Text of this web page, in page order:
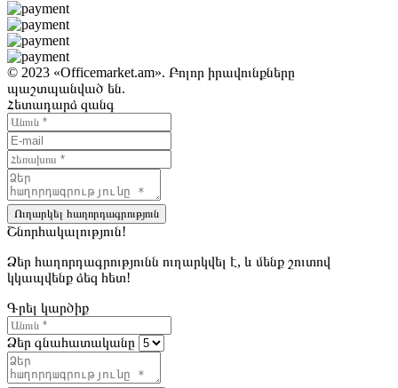
© 2023 «Officemarket.am». Բոլոր իրավունքները
պաշտպանված են.
Հետադարձ զանգ
Ուղարկել հաղորդագրություն
Շնորհակալություն!
Ձեր հաղորդագրությունն ուղարկվել է, և մենք շուտով
կկապվենք ձեզ հետ!
Գրել կարծիք
Ձեր գնահատականը